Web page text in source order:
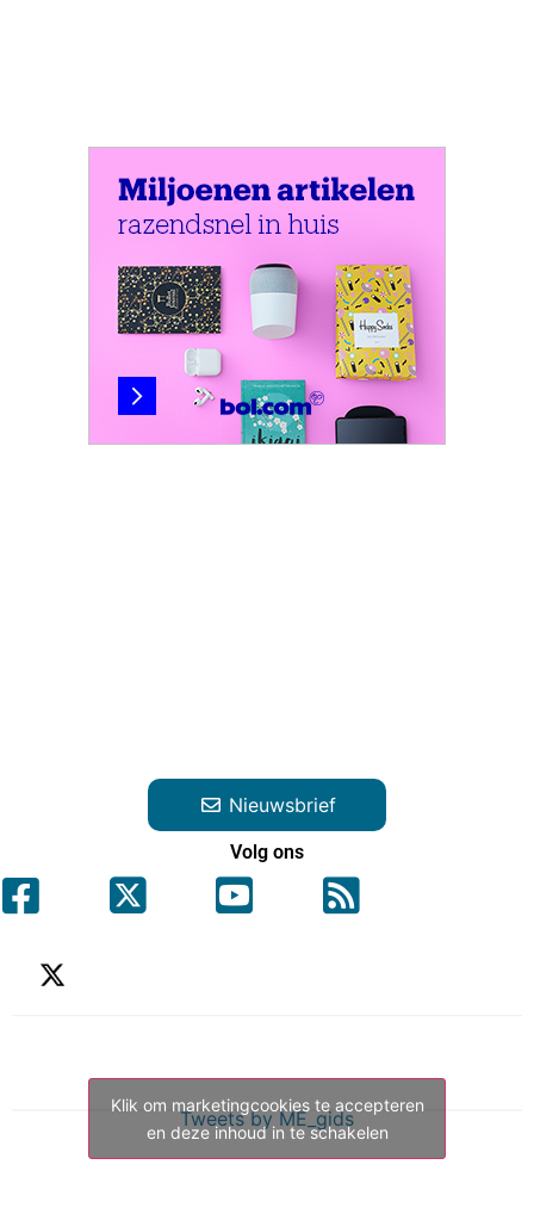
Nieuwsbrief
Volg ons
Tweets by ME_gids
Klik om marketingcookies te accepteren
en deze inhoud in te schakelen